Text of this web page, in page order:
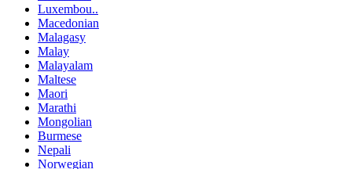
Luxembou..
Macedonian
Malagasy
Malay
Malayalam
Maltese
Maori
Marathi
Mongolian
Burmese
Nepali
Norwegian